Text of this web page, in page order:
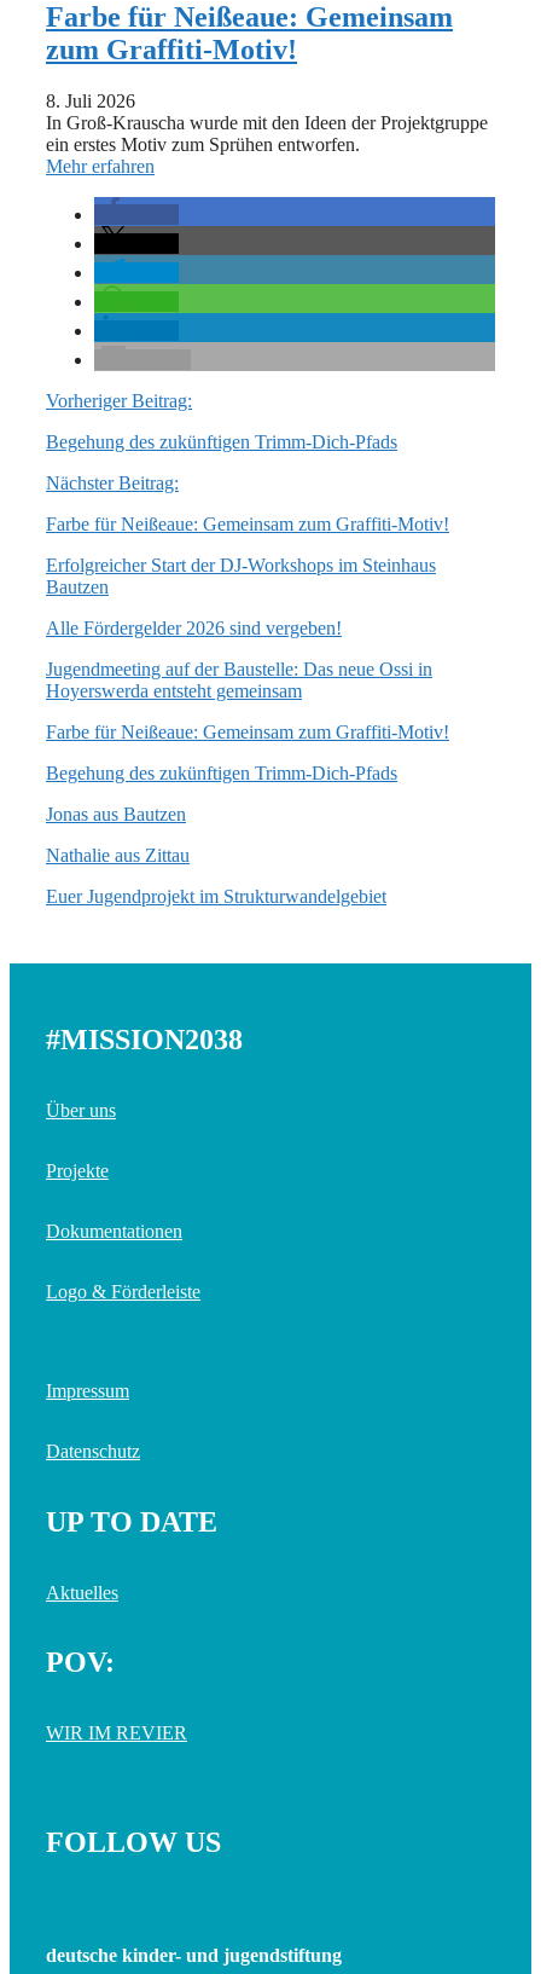
Farbe für Neißeaue: Gemeinsam
zum Graffiti-Motiv!
8. Juli 2026
In Groß-Krauscha wurde mit den Ideen der Projektgruppe
ein erstes Motiv zum Sprühen entworfen.
Mehr erfahren
Vorheriger Beitrag:
Begehung des zukünftigen Trimm-Dich-Pfads
Nächster Beitrag:
Farbe für Neißeaue: Gemeinsam zum Graffiti-Motiv!
Erfolgreicher Start der DJ-Workshops im Steinhaus
Bautzen
Alle Fördergelder 2026 sind vergeben!
Jugendmeeting auf der Baustelle: Das neue Ossi in
Hoyerswerda entsteht gemeinsam
Farbe für Neißeaue: Gemeinsam zum Graffiti-Motiv!
Begehung des zukünftigen Trimm-Dich-Pfads
Jonas aus Bautzen
Nathalie aus Zittau
Euer Jugendprojekt im Strukturwandelgebiet
#MISSION2038
Über uns
Projekte
Dokumentationen
Logo & Förderleiste
Impressum
Datenschutz
UP TO DATE
Aktuelles
POV:
WIR IM REVIER
FOLLOW US
deutsche kinder- und jugendstiftung